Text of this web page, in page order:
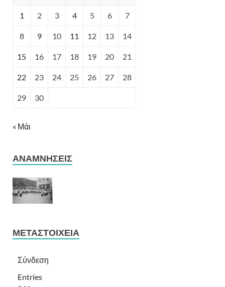
1 2 3 4 5 6 7
8 9 10 11 12 13 14
15 16 17 18 19 20 21
22 23 24 25 26 27 28
29 30
« Μάι
ΑΝΑΜΝΉΣΕΙΣ
ΜΕΤΑΣΤΟΙΧΕΊΑ
Σύνδεση
Entries